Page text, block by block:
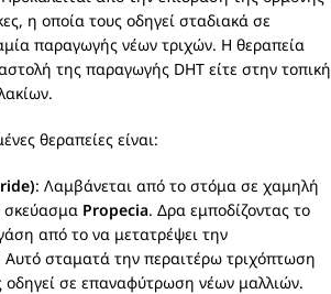
η οποία τους οδηγεί σταδιακά σε
παραγωγής νέων τριχών. Η θεραπεία
της παραγωγής DHT είτε στην τοπική
θεραπείες είναι:
: Λαμβάνεται από το στόμα σε χαμηλή
Propecia. Δρα εμποδίζοντας το
από το να μετατρέψει την
Αυτό σταματά την περαιτέρω τριχόπτωση
οδηγεί σε επαναφύτρωση νέων μαλλιών.